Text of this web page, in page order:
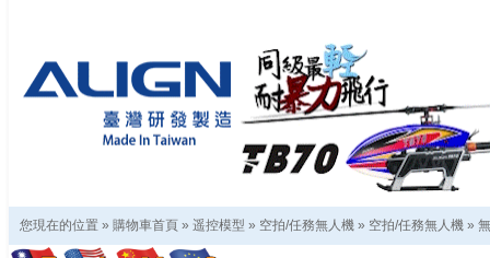
您現在的位置 » 購物車首頁 » 遥控模型 » 空拍/任務無人機 » 空拍/任務無人機 »